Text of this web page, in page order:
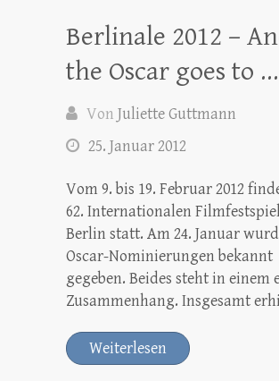
Berlinale 2012 –
the Oscar goes to …
Von Juliette Guttmann
25. Januar 2012
Vom 9. bis 19. Februar 2012
62. Internationalen
Berlin statt. Am 24. Januar
Oscar-Nominierungen bekannt
gegeben. Beides steht in einem
Zusammenhang. Insgesamt
Weiterlesen